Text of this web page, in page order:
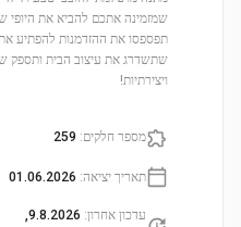
שמזמינה אתכם להביא את
תפספסו את ההזדמנות להפתיע
שתשדרג את עיצוב הבית ותספק
ויצירתיות!
מספר חלקים:
259
תאריך יציאה:
01.06.2026
עדכון אחרון:
9.8.2026,